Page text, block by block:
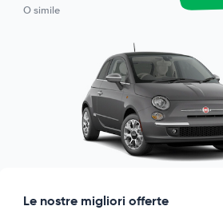
O simile
Le nostre migliori offerte